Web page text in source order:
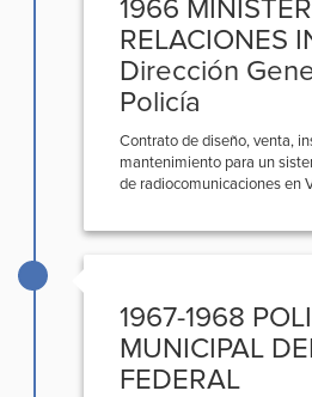
1966
RELACIONES
Dirección
Policía
Contrato de diseño, venta,
mantenimiento para un
de radiocomunicaciones en
1967-1968
MUNICIPAL
FEDERAL